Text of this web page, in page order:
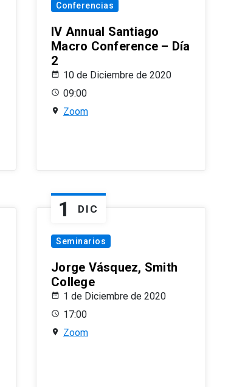
Conferencias
IV Annual Santiago
Macro Conference – Día
2
10 de Diciembre de 2020
09:00
Zoom
1 DIC
Seminarios
Jorge Vásquez, Smith
College
1 de Diciembre de 2020
17:00
Zoom